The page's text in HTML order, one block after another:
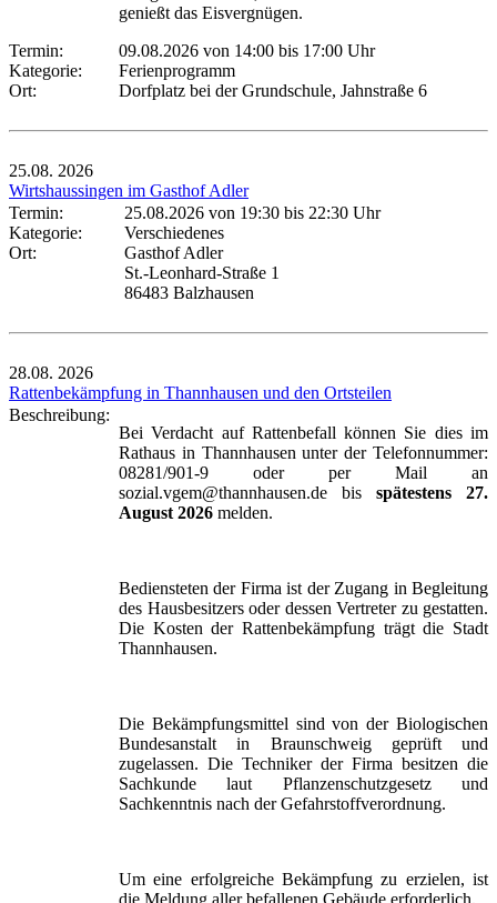
genießt das Eisvergnügen.
Termin:
09.08.2026 von 14:00 bis 17:00 Uhr
Kategorie:
Ferienprogramm
Ort:
Dorfplatz bei der Grundschule, Jahnstraße 6
25.08. 2026
Wirtshaussingen im Gasthof Adler
Termin:
25.08.2026 von 19:30 bis 22:30 Uhr
Kategorie:
Verschiedenes
Ort:
Gasthof Adler
St.-Leonhard-Straße 1
86483 Balzhausen
28.08. 2026
Rattenbekämpfung in Thannhausen und den Ortsteilen
Beschreibung:
Bei Verdacht auf Rattenbefall können Sie dies im
Rathaus in Thannhausen unter der Telefonnummer:
08281/901-9 oder per Mail an
sozial.vgem@thannhausen.de bis spätestens 27.
August 2026 melden.
Bediensteten der Firma ist der Zugang in Begleitung
des Hausbesitzers oder dessen Vertreter zu gestatten.
Die Kosten der Rattenbekämpfung trägt die Stadt
Thannhausen.
Die Bekämpfungsmittel sind von der Biologischen
Bundesanstalt in Braunschweig geprüft und
zugelassen. Die Techniker der Firma besitzen die
Sachkunde laut Pflanzenschutzgesetz und
Sachkenntnis nach der Gefahrstoffverordnung.
Um eine erfolgreiche Bekämpfung zu erzielen, ist
die Meldung aller befallenen Gebäude erforderlich.